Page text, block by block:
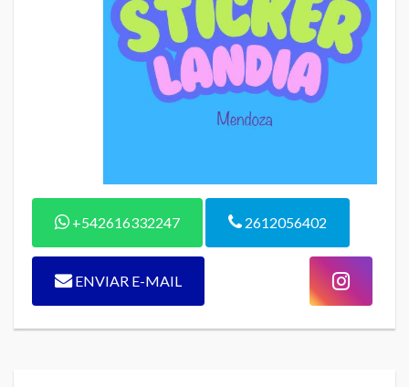
+542616332247 2612056402
ENVIAR E-MAIL